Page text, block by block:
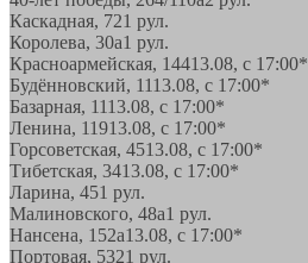
Каскадная, 721 рул.
Королева, 30а1 рул.
Красноармейская, 14413.08, с 17:00*
Будённовский, 1113.08, с 17:00*
Базарная, 1113.08, с 17:00*
Ленина, 11913.08, с 17:00*
Горсоветская, 4513.08, с 17:00*
Тибетская, 3413.08, с 17:00*
Ларина, 451 рул.
Малиновского, 48а1 рул.
Нансена, 152а13.08, с 17:00*
Портовая, 5321 рул.